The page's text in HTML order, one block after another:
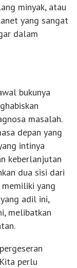
minyak, atau
yang sangat
dalam
bukunya
masalah.
depan yang
intinya
keberlanjutan
dua sisi dari
yang
adil ini,
melibatkan
perlu